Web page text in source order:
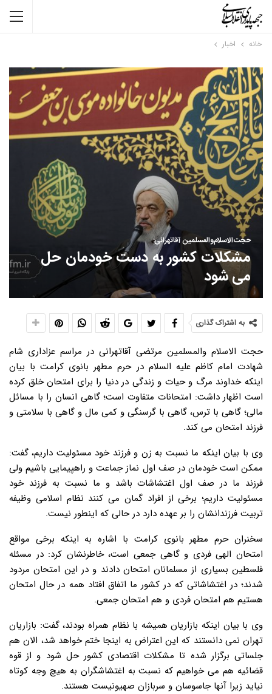
خانه اخبار
حجت‌الاسلام‌والمسلمین آقاتهرانی:
مشکلات کشور به دست خودمان حل
می شود
به اشتراک گذاری
حجت الاسلام والمسلمین مرتضی آقاتهرانی در مراسم عزاداری شام
شهادت امام کاظم علیه السلام در حرم مطهر بانوی کرامت با بیان
اینکه خداوند مرگ و حیات و زندگی در دنیا را برای امتحان خلق کرده
است اظهار داشت: امتحانات متفاوت است؛ گاهی انسان را با مسائل
مالی؛ گاهی با ترس، گاهی با گرسنگی و کمی مال و گاهی با سلامتی و
فرزند امتحان می کند.
وی با بیان اینکه ما نسبت به زن و فرزند خود مسئولیت داریم، گفت:
ممکن است خودمان در صف اول نماز جماعت و راهپیمایی باشیم ولی
فرزند ما در صف اول اغتشاشات باشد و ما نسبت به فرزند خود
مسئولیت داریم؛ برخی از افراد گمان می کنند نظام اسلامی وظیفه
تربیت فرزندانشان را بر عهده دارد در حالی که اینطور نیست.
سخنران حرم مطهر بانوی کرامت با اشاره به اینکه برخی مواقع
امتحان الهی فردی و گاهی جمعی است، خاطرنشان کرد: در مسئله
فلسطین بسیاری از مسلمانان امتحان دادند و در این امتحان مردود
شدند؛ در اغتشاشاتی که در کشور ما اتفاق افتاد همه در حال امتحان
هستیم هم امتحان فردی و هم امتحان جمعی.
وی با بیان اینکه بازاریان همیشه با نظام همراه بودند، گفت: بازاریان
تهران نمی دانستند که این اعتراض به اینجا ختم خواهد شد، الان هم
جلساتی برگزار شده تا مشکلات اقتصادی کشور حل شود و از قوه
قضائیه هم می خواهیم که نسبت به اغتشاشگران به هیچ وجه کوتاه
نیاید زیرا آنها جاسوسان و سربازان صهیونیست هستند.